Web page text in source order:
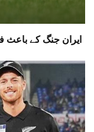
ایران جنگ کے باعث